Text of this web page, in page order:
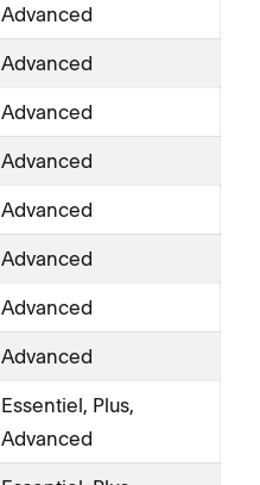
Advanced
Advanced
Advanced
Advanced
Advanced
Advanced
Advanced
Advanced
Essentiel, Plus,
Advanced